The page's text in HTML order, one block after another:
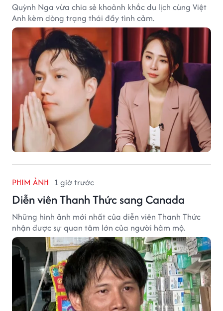
Quỳnh Nga vừa chia sẻ khoảnh khắc du lịch cùng Việt
Anh kèm dòng trạng thái đầy tình cảm.
PHIM ẢNH 1 giờ trước
Diễn viên Thanh Thức sang Canada
Những hình ảnh mới nhất của diễn viên Thanh Thức
nhận được sự quan tâm lớn của người hâm mộ.